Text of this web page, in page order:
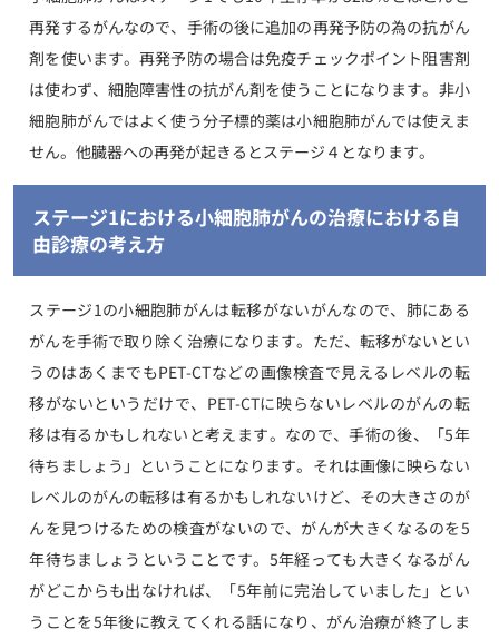
再発するがんなので、手術の後に追加の再発予防の為の抗がん
剤を使います。再発予防の場合は免疫チェックポイント阻害剤
は使わず、細胞障害性の抗がん剤を使うことになります。非小
細胞肺がんではよく使う分子標的薬は小細胞肺がんでは使えま
せん。他臓器への再発が起きるとステージ４となります。
ステージ1における小細胞肺がんの治療における自
由診療の考え方
ステージ1の小細胞肺がんは転移がないがんなので、肺にある
がんを手術で取り除く治療になります。ただ、転移がないとい
うのはあくまでもPET-CTなどの画像検査で見えるレベルの転
移がないというだけで、PET-CTに映らないレベルのがんの転
移は有るかもしれないと考えます。なので、手術の後、「5年
待ちましょう」ということになります。それは画像に映らない
レベルのがんの転移は有るかもしれないけど、その大きさのが
んを見つけるための検査がないので、がんが大きくなるのを5
年待ちましょうということです。5年経っても大きくなるがん
がどこからも出なければ、「5年前に完治していました」とい
うことを5年後に教えてくれる話になり、がん治療が終了しま